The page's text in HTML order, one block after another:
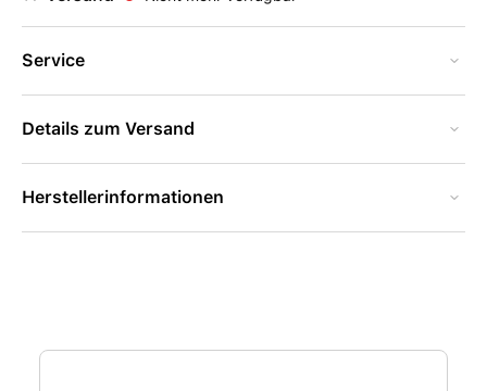
Service
Details zum Versand
Herstellerinformationen